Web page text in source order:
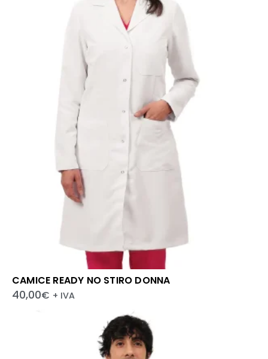
Queste divise medicali sono disponibili nei
modelli da donna e unisex.
Nel nostro shop trovi le uniformi sanitarie
perfette per medici, farmacisti, ottici, oculisti,
chirurghi estetici, dentisti e osteopati.
Tutti i nostri camici sono
personalizzabili con il
del logo e/o del nome del
professionista, selezionando l’apposita opzione
prima di aggiungere gli articoli al carrello.
CAMICE READY NO STIRO DONNA
40,00€ + IVA